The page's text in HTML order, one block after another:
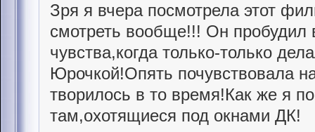
Зря я вчера посмотрела этот
смотреть вообще!!! Он
чувства,когда только-только
Юрочкой!Опять почувствовала
творилось в то время!Как же я
там,охотящиеся под окнами ДК!